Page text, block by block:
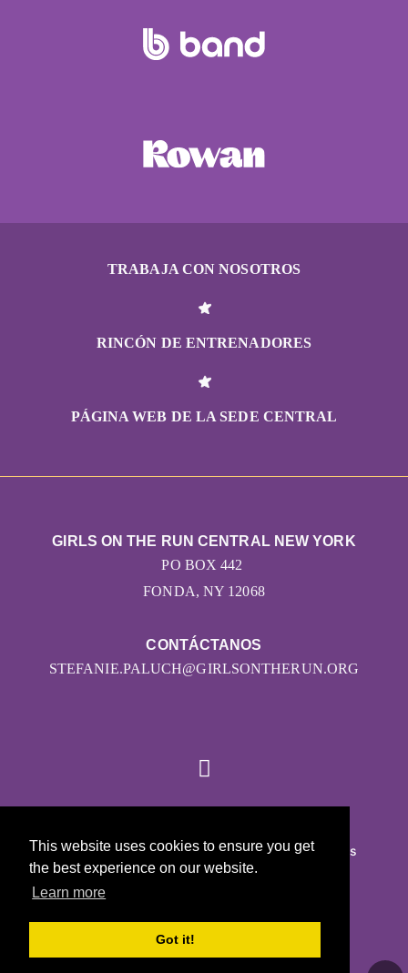
This website uses cookies to ensure you get
the best experience on our website.
Learn more
Got it!
TRABAJA CON NOSOTROS
RINCÓN DE ENTRENADORES
PÁGINA WEB DE LA SEDE CENTRAL
CONTÁCTANOS
STEFANIE.PALUCH@GIRLSONTHERUN.ORG
GIRLS ON THE RUN CENTRAL NEW YORK
PO BOX 442
FONDA, NY 12068
Girls on the Run - Todos los derechos reservados
POLÍTICA DE PRIVACIDAD
Con la tecnología de Pinwheel.us